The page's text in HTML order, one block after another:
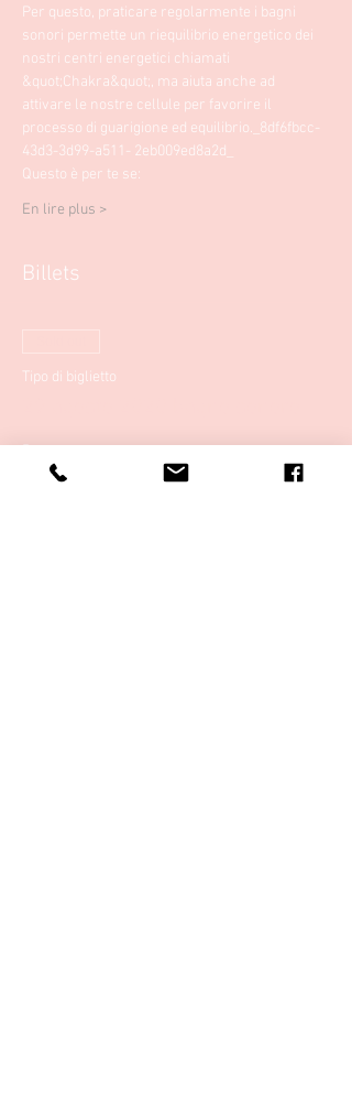
Per questo, praticare regolarmente i bagni
sonori permette un riequilibrio energetico dei
nostri centri energetici chiamati
&quot;Chakra&quot;, ma aiuta anche ad
attivare le nostre cellule per favorire il
processo di guarigione ed equilibrio._8df6fbcc-
43d3-3d99-a511- 2eb009ed8a2d_
Questo è per te se:
En lire plus >
Billets
Tipo di biglietto
Prezzo
20,00 €